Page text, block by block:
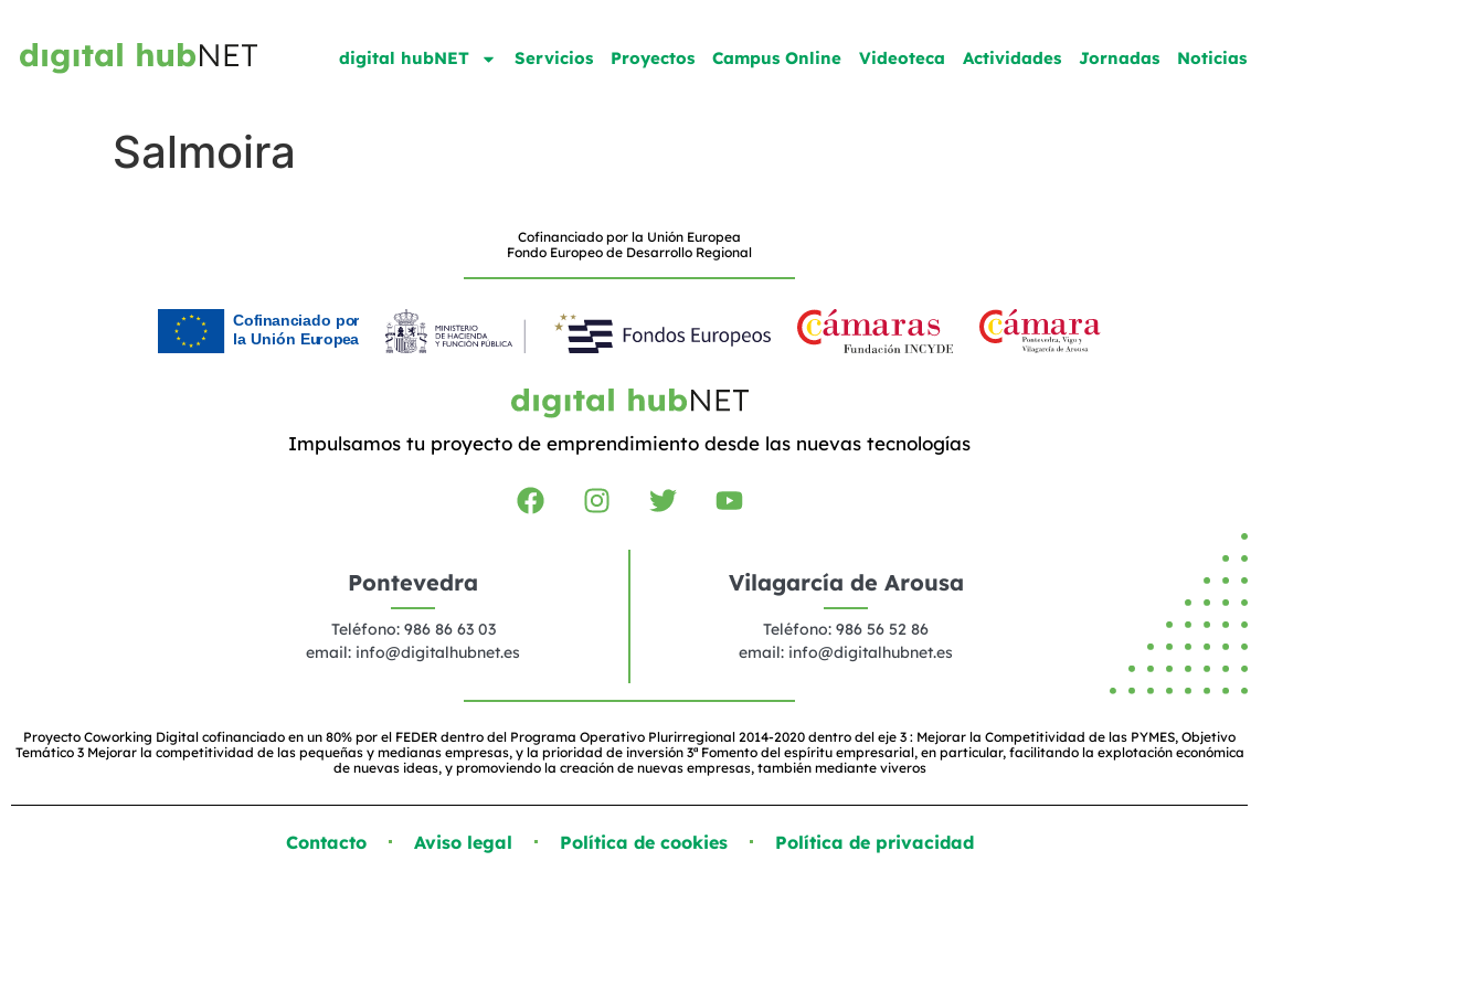
digital hubNET Servicios Proyectos Campus Online Videoteca Actividades Jornadas Noticias
Salmoira
Cofinanciado por la Unión Europea
Fondo Europeo de Desarrollo Regional
Impulsamos tu proyecto de emprendimiento desde las nuevas tecnologías
Pontevedra
Teléfono: 986 86 63 03
email: info@digitalhubnet.es
Vilagarcía de Arousa
Teléfono: 986 56 52 86
email: info@digitalhubnet.es
Proyecto Coworking Digital cofinanciado en un 80% por el FEDER dentro del Programa Operativo Plurirregional 2014-2020 dentro del eje 3 : Mejorar la Competitividad de las PYMES, Objetivo
Temático 3 Mejorar la competitividad de las pequeñas y medianas empresas, y la prioridad de inversión 3ª Fomento del espíritu empresarial, en particular, facilitando la explotación económica
de nuevas ideas, y promoviendo la creación de nuevas empresas, también mediante viveros
Contacto Aviso legal Política de cookies Política de privacidad